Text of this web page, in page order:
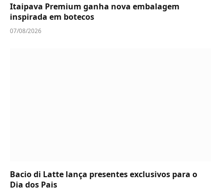
Itaipava Premium ganha nova embalagem
inspirada em botecos
07/08/2026
Bacio di Latte lança presentes exclusivos para o
Dia dos Pais